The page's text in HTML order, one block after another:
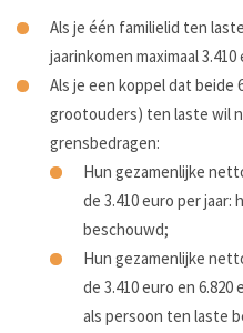
Als je één familielid ten
jaarinkomen maximaal
Als je een koppel dat beide
grootouders) ten laste wil
grensbedragen:
Hun gezamenlijke
de 3.410 euro per
beschouwd;
Hun gezamenlijke
de 3.410 euro en
als persoon ten laste